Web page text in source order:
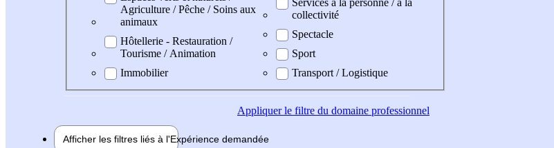
Agriculture / Pêche / Soins aux
animaux
Hôtellerie - Restauration /
Tourisme / Animation
Immobilier
collectivité
Spectacle
Sport
Transport / Logistique
Appliquerle filtre du domaine professionnel
Afficher les filtres liés à l'Expérience demandée